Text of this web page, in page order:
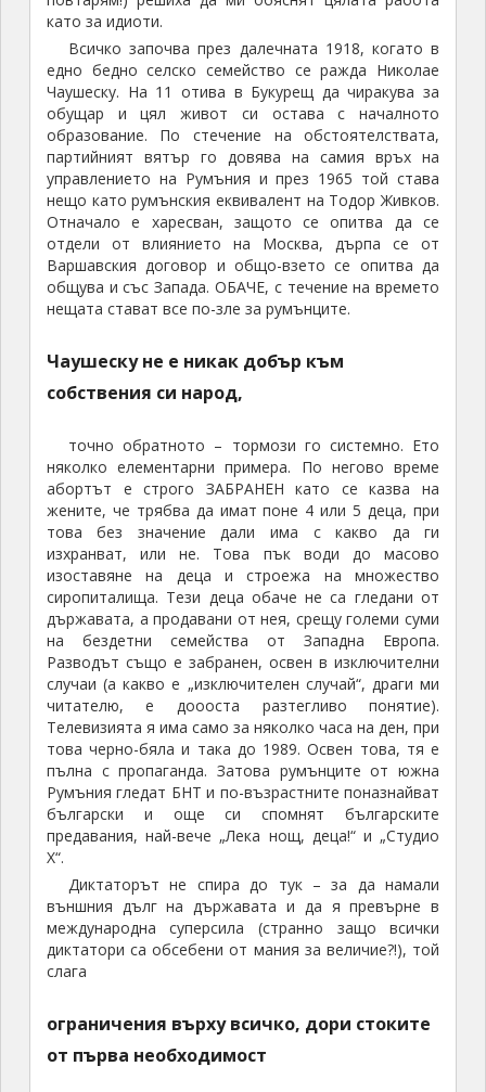
като за идиоти.
Всичко започва през далечната 1918, когато в
едно бедно селско семейство се ражда Николае
Чаушеску. На 11 отива в Букурещ да чиракува за
обущар и цял живот си остава с началното
образование. По стечение на обстоятелствата,
партийният вятър го довява на самия връх на
управлението на Румъния и през 1965 той става
нещо като румънския еквивалент на Тодор Живков.
Отначало е харесван, защото се опитва да се
отдели от влиянието на Москва, дърпа се от
Варшавския договор и общо-взето се опитва да
общува и със Запада. ОБАЧЕ, с течение на времето
нещата стават все по-зле за румънците.
Чаушеску не е никак добър към
собствения си народ,
точно обратното – тормози го системно. Ето
няколко елементарни примера. По негово време
абортът е строго ЗАБРАНЕН като се казва на
жените, че трябва да имат поне 4 или 5 деца, при
това без значение дали има с какво да ги
изхранват, или не. Това пък води до масово
изоставяне на деца и строежа на множество
сиропиталища. Тези деца обаче не са гледани от
държавата, а продавани от нея, срещу големи суми
на бездетни семейства от Западна Европа.
Разводът също е забранен, освен в изключителни
случаи (а какво е „изключителен случай“, драги ми
читателю, е доооста разтегливо понятие).
Телевизията я има само за няколко часа на ден, при
това черно-бяла и така до 1989. Освен това, тя е
пълна с пропаганда. Затова румънците от южна
Румъния гледат БНТ и по-възрастните поназнайват
български и още си спомнят българските
предавания, най-вече „Лека нощ, деца!“ и „Студио
Х“.
Диктаторът не спира до тук – за да намали
външния дълг на държавата и да я превърне в
международна суперсила (странно защо всички
диктатори са обсебени от мания за величие?!), той
слага
ограничения върху всичко, дори стоките
от първа необходимост